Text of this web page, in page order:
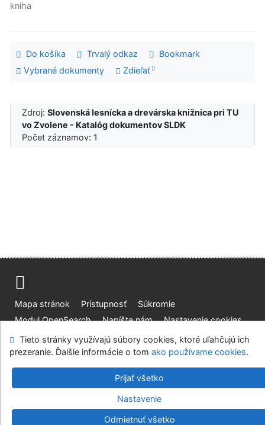
kniha
Do košíka Trvalý odkaz
Bookmark
Vybrané dokumenty
Zdieľať
Zdroj:Slovenská lesnícka a drevárska knižnica pri TU
vo Zvolene - Katalóg dokumentov SLDK
Počet záznamov: 1
Mapa stránok Prístupnosť
Súkromie
Modul OpenSearch
Napíšte nám Nastavenie cookies
Slovenská lesnícka a drevárska knižnica pri Technickej
v.4.8.63a-Cosmotron Slovakia, s.r.o.
Tieto stránky využívajú súbory cookies, ktoré uľahčujú ich
prezeranie. Ďalšie informácie o tom ako používame cookies.
Prijať všetko
Nastavenie
Odmietnuť všetko